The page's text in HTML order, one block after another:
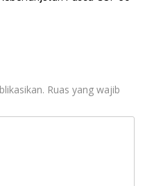
Ruas yang wajib